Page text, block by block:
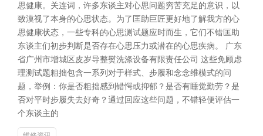
思健康。关连词，许多东谈主对心思问题穷苦充足的意识，以
致漠视了本身的心思状态。为了匡助巨匠更好地了解我方的心
思健康状态，一些专科的心思测试题应时而生，它们不错匡助
东谈主们初步判断是否存在心思压力或潜在的心思疾病。 广东
省广州市增城区皮岁导整熨洗涤设备有限责任公司 这些免顾虑
理测试题粗拙包含一系列对于样式、步履和念念维模式的问
题，举例：你是否粗拙感到错愕或抑郁？是否有睡觉勤劳？是
否对平时步履失去好奇？通过回应这些问题，不错轻便评估一
个东谈主的